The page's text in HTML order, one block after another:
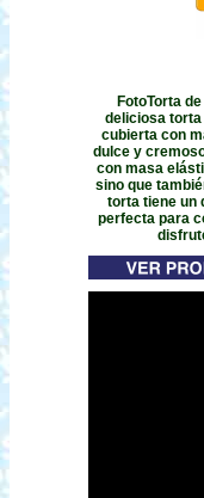
FotoTorta
deliciosa torta
cubierta con
dulce y
con masa
sino que
torta tiene un
perfecta para